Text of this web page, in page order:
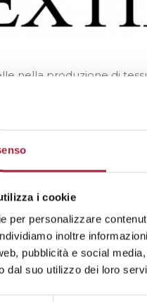
i cookie
per personalizzare
inoltre
pubblicità e social
dal suo utilizzo dei loro
nella produzione di
d’interni. L’uso
di tessuti un aspetto
di finissaggio
di Masters of Linen. La
passione per i filati e
dove possiamo offrirvi
portano la nostra
leader nella
di plaid, cuscini,
Disegni unici e
versione dell’arazzo.
tutti i nostri telai